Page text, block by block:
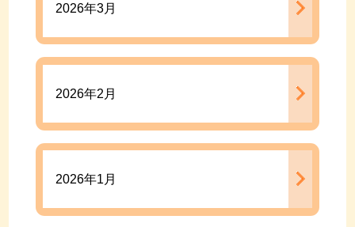
2026年3月
2026年2月
2026年1月